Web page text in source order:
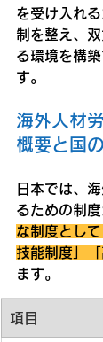
を受け入れ
制を整え、
る環境を構
す。
海外人材
概要と国
日本では、
るための制
な制度とし
技能制度」「
ます。
項目